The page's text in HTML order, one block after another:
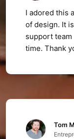
I adored this
of design. It
support
time. Thank
Tom